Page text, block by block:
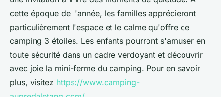
cette époque de l'année, les familles apprécieront
particulièrement l'espace et le calme qu'offre ce
camping 3 étoiles. Les enfants pourront s'amuser en
toute sécurité dans un cadre verdoyant et découvrir
avec joie la mini-ferme du camping. Pour en savoir
plus, visitez https://www.camping-